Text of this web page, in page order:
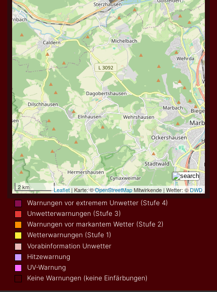
Warnungen vor extremem Unwetter (Stufe 4)
Unwetterwarnungen (Stufe 3)
Warnungen vor markantem Wetter (Stufe 2)
Wetterwarnungen (Stufe 1)
Vorabinformation Unwetter
Hitzewarnung
UV-Warnung
Keine Warnungen (keine Einfärbungen)